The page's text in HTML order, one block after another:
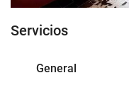
Servicios
General